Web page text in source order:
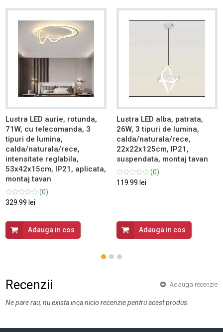
Lustra LED aurie, rotunda,
71W, cu telecomanda, 3
tipuri de lumina,
calda/naturala/rece,
intensitate reglabila,
53x42x15cm, IP21, aplicata,
montaj tavan
(0)
329.99 lei
Adauga in cos
Lustra LED alba, patrata,
26W, 3 tipuri de lumina,
calda/naturala/rece,
22x22x125cm, IP21,
suspendata, montaj tavan
(0)
119.99 lei
Adauga in cos
Recenzii Adauga recenzie
Ne pare rau, nu exista inca nicio recenzie pentru acest produs.